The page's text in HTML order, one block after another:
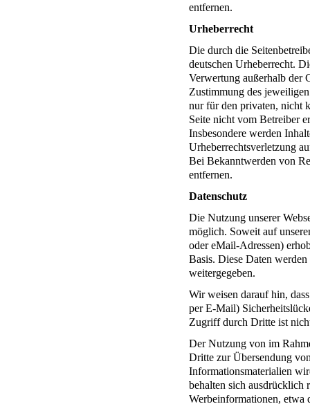
entfernen.
Urheberrecht
Die durch die
deutschen Urheberrecht.
Verwertung außerhalb der
Zustimmung des
nur für den privaten, nicht
Seite nicht vom Betreiber
Insbesondere werden
Urheberrechtsverletzung
Bei Bekanntwerden von
entfernen.
Datenschutz
Die Nutzung unserer
möglich. Soweit auf
oder eMail-Adressen)
Basis. Diese Daten
weitergegeben.
Wir weisen darauf hin,
per E-Mail)
Zugriff durch Dritte ist
Der Nutzung von im
Dritte zur Übersendung
Informationsmaterialien
behalten sich ausdrücklich
Werbeinformationen, etwa